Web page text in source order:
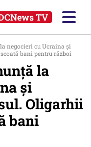
TV
negocieri cu Ucraina și
bani pentru război
la
și
Oligarhii
bani